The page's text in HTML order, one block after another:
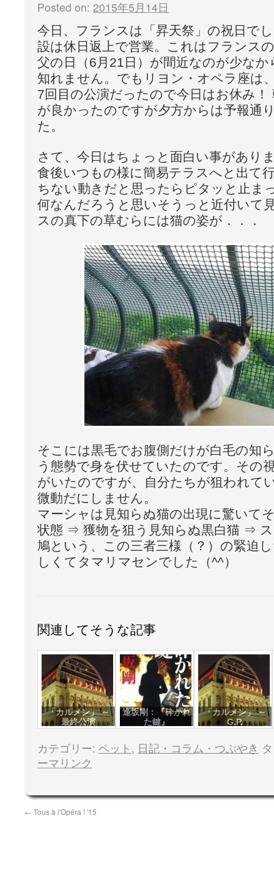
Posted on: 2015年5月14日
今日、フランスは「昇天祭」の祝日で
設は休日返上で営業。これはフランス
父の日（6月21日）が間近なのが少な
知れません。でもリヨン・オペラ座は
7回目の公演だったので今日はお休み
が良かったのですが夕方からは予報通
た。
さて、今日はちょっと面白い事があり
食後いつもの様に簡易テラスへと出て
ちない動きだと思ったらピタッと止ま
何なんだろうと思いそうっと近付いて
スの真下の草むらには猫の姿が．．．
そこには黒毛でお腹側だけが白毛の知
う態勢で身を伏せていたのです。その
がいたのですが、自分たちが狙われて
微動だにしません。
マーシャは見知らぬ猫の出現に驚いて
状態 ⇒ 獲物を狙う見知らぬ黒白猫 ⇒
鳩という、この三者三様（？）の緊迫
しくてタマリマセンでした（^^）
関連してそうな記事
「カルメン」 ～
最終公演
逢坂剛：『砕かれ
た鍵』
「カルメン」 ～
G.P.
カテゴリー: ペット , 日記・コラム・つぶやき
ーマリンク
← Tous à l'Opéra ! '15